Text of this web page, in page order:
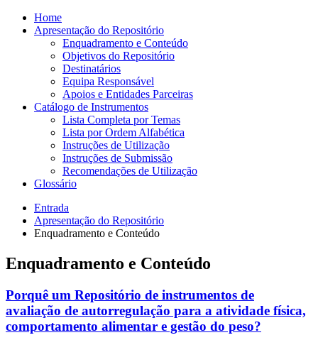
Home
Apresentação do Repositório
Enquadramento e Conteúdo
Objetivos do Repositório
Destinatários
Equipa Responsável
Apoios e Entidades Parceiras
Catálogo de Instrumentos
Lista Completa por Temas
Lista por Ordem Alfabética
Instruções de Utilização
Instruções de Submissão
Recomendações de Utilização
Glossário
Entrada
Apresentação do Repositório
Enquadramento e Conteúdo
Enquadramento e Conteúdo
Porquê um Repositório de instrumentos de
avaliação de autorregulação para a atividade física,
comportamento alimentar e gestão do peso?